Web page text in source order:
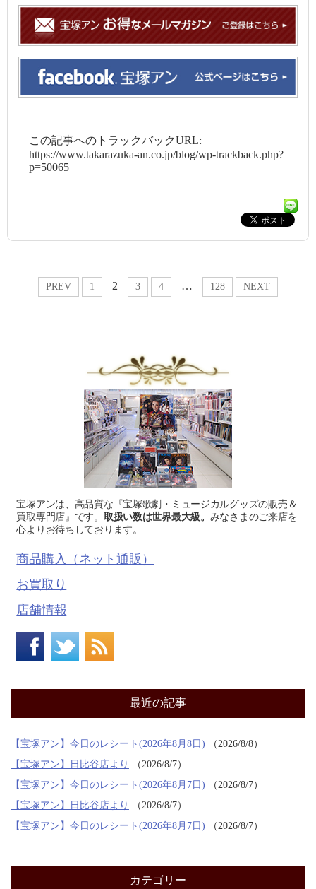
この記事へのトラックバックURL:
https://www.takarazuka-an.co.jp/blog/wp-trackback.php?
p=50065
PREV 1 2 3 4 … 128 NEXT
宝塚アンは、高品質な『宝塚歌劇・ミュージカルグッズの販売＆
買取専門店』です。 取扱い数は世界最大級。 みなさまのご来店を
心よりお待ちしております。
商品購入（ネット通販）
お買取り
店舗情報
最近の記事
【宝塚アン】今日のレシート(2026年8月8日)
2026/8/8
【宝塚アン】日比谷店より
2026/8/7
【宝塚アン】今日のレシート(2026年8月7日)
2026/8/7
【宝塚アン】日比谷店より
2026/8/7
【宝塚アン】今日のレシート(2026年8月7日)
2026/8/7
カテゴリー